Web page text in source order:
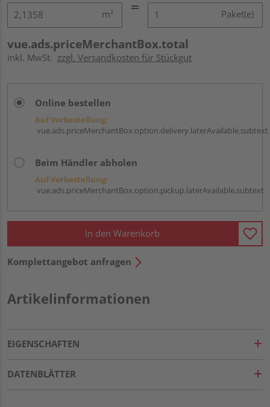
m² Paket(e)
vue.ads.priceMerchantBox.total
inkl. MwSt. zzgl. Versandkosten für Stückgut
Online bestellen
Auf Vorbestellung:
vue.ads.priceMerchantBox.option.delivery.laterAvailable.subtext
Beim Händler abholen
Auf Vorbestellung:
vue.ads.priceMerchantBox.option.pickup.laterAvailable.subtext
In den Warenkorb
Komplettangebot anfragen
Artikelinformationen
EIGENSCHAFTEN
DATENBLÄTTER